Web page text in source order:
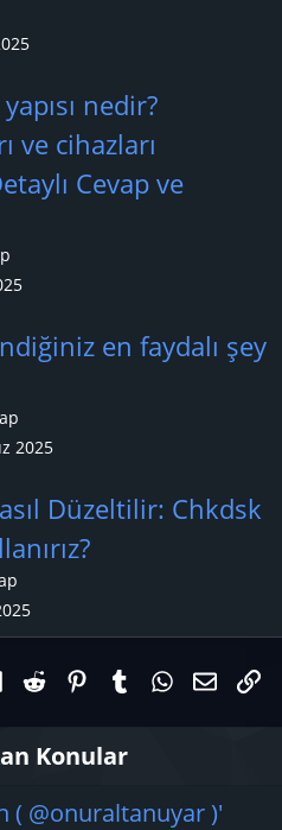
nedir?
ve cihazları
Cevap ve
en faydalı şey
2025
Düzeltilir: Chkdsk
LinkedIn
RedditPinterestTumblrE-
Konular
( @onuraltanuyar )'